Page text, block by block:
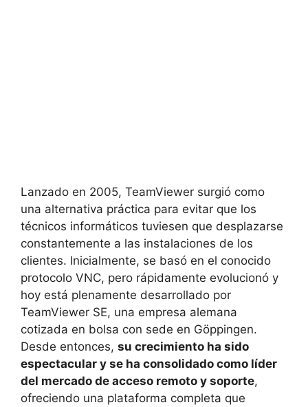
Lanzado en 2005, TeamViewer surgió como
una alternativa práctica para evitar que los
técnicos informáticos tuviesen que desplazarse
constantemente a las instalaciones de los
clientes. Inicialmente, se basó en el conocido
protocolo VNC, pero rápidamente evolucionó y
hoy está plenamente desarrollado por
TeamViewer SE, una empresa alemana
cotizada en bolsa con sede en Göppingen.
Desde entonces, su crecimiento ha sido
espectacular y se ha consolidado como líder
del mercado de acceso remoto y soporte,
ofreciendo una plataforma completa que